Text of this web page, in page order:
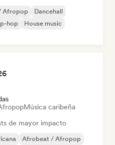
Afropop
Dancehall
hop
House music
Música caribeña
de mayor impacto
Afrobeat / Afropop